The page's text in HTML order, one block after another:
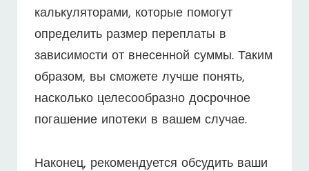
калькуляторами, которые помогут
определить размер переплаты в
зависимости от внесенной суммы. Таким
образом, вы сможете лучше понять,
насколько целесообразно досрочное
погашение ипотеки в вашем случае.
Наконец, рекомендуется обсудить ваши